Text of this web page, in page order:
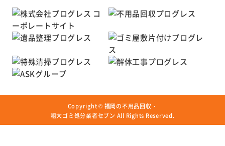
Copyright © 福岡の不用品回収・
粗大ゴミ処分業者セブン All Rights Reserved.